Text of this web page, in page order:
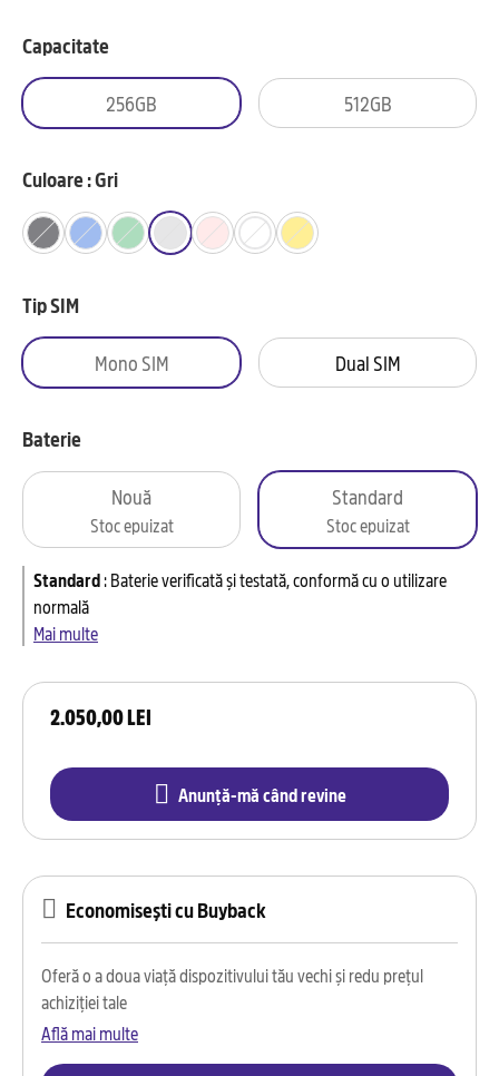
2.050,00 LEI
Anunță-mă când revine
Capacitate
256GB 512GB
Culoare : Gri
Tip SIM
Mono SIM Dual SIM
Baterie
Nouă
Stoc epuizat
Standard
Stoc epuizat
Standard:Baterie verificată și testată, conformă cu o utilizare
normală
Mai multe
Economisești cu Buyback
Oferă o a doua viață dispozitivului tău vechi și redu prețul
achiziției tale
Află mai multe